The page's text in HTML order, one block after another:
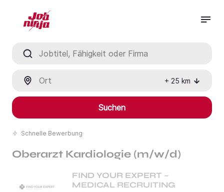
+ 25 km
Suchen
Schnelle Bewerbung
Oberarzt Kardiologie (m/w/d)
FIND YOUR EXPERT –
MEDICAL RECRUITING